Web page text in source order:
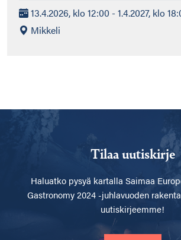
13.4.2026, klo 12:00 - 1.4.2027, klo
Mikkeli
Tilaa uutiskirje
Haluatko pysyä kartalla Saimaa
Gastronomy 2024 -juhlavuoden
uutiskirjeemme!